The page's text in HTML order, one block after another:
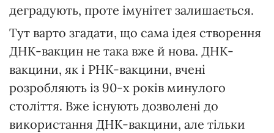
деградують, проте імунітет залишається.
Тут варто згадати, що сама ідея створення
ДНК-вакцин не така вже й нова. ДНК-
вакцини, як і РНК-вакцини, вчені
розробляють із 90-х років минулого
століття. Вже існують дозволені до
використання ДНК-вакцини, але тільки